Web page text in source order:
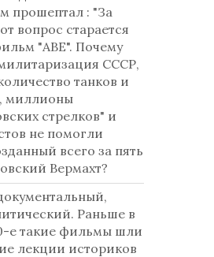
прошептал : "За
вопрос старается
"АВЕ". Почему
СССР,
танков и
миллионы
стрелков" и
не помогли
всего за пять
Вермахт?
Раньше в
е такие фильмы шли
лекции историков